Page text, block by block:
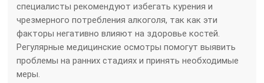
специалисты рекомендуют избегать курения и
чрезмерного потребления алкоголя, так как эти
факторы негативно влияют на здоровье костей.
Регулярные медицинские осмотры помогут выявить
проблемы на ранних стадиях и принять необходимые
меры.